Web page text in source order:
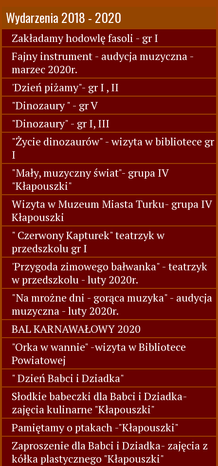
Wydarzenia 2018 - 2020
Zakładamy hodowlę fasoli - gr I
Fajny instrument - audycja muzyczna -
marzec 2020r.
'Dzień piżamy"- gr I , II
"Dinozaury " - gr V
"Dinozaury" - gr I, III
"Życie dinozaurów" - wizyta w bibliotece gr
I
"Mały, muzyczny świat"- grupa IV
"Kłapouszki"
Wizyta w Muzeum Miasta Turku- grupa IV
Kłapouszki
" Czerwony Kapturek" teatrzyk w
przedszkolu gr I
'Przygoda zimowego bałwanka" - teatrzyk
w przedszkolu - luty 2020r.
"Na mrożne dni - gorąca muzyka" - audycja
muzyczna - luty 2020r.
BAL KARNAWAŁOWY 2020
"Orka w wannie" -wizyta w Bibliotece
Powiatowej
" Dzień Babci i Dziadka"
Słodkie babeczki dla Babci i Dziadka-
zajęcia kulinarne "Kłapouszki"
Pamiętamy o ptakach -"Kłapouszki"
Zaproszenie dla Babci i Dziadka- zajęcia z
kółka plastycznego "Kłapouszki"